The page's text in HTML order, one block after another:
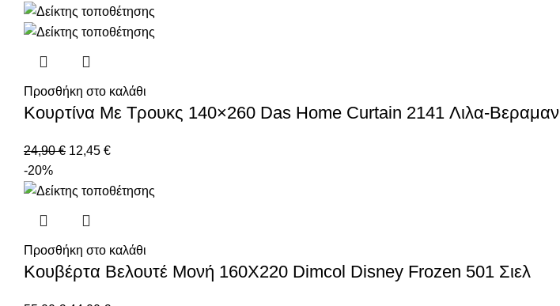
Προσθήκη στο καλάθι
Κουρτίνα Με Τρουκς 140×260 Das Home Curtain 2141 Λιλα-Βεραμαν
24,90€ 12,45 €
-20%
Προσθήκη στο καλάθι
Κουβέρτα Βελουτέ Μονή 160X220 Dimcol Disney Frozen 501 Σιελ